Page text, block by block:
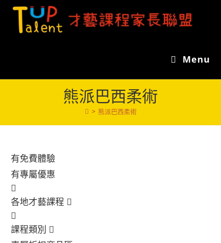
Skip
content
Menu
熊派巴西柔術
> 熊派巴西柔術
有免費體驗
有專屬優惠
各地才藝課程
課程類別